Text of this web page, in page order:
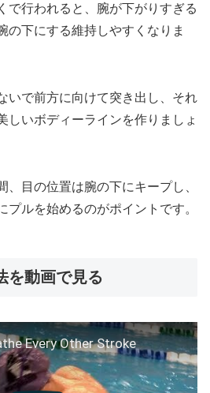
で行われると、腕が下がりすぎる
の下にする維持しやすくなりま
いで前方に向けて突き出し、それ
しいボディーラインを作りましょ
、目の位置は腕の下にキープし、
プルを始めるのがポイントです。
を動画で見る
Every Other Stroke